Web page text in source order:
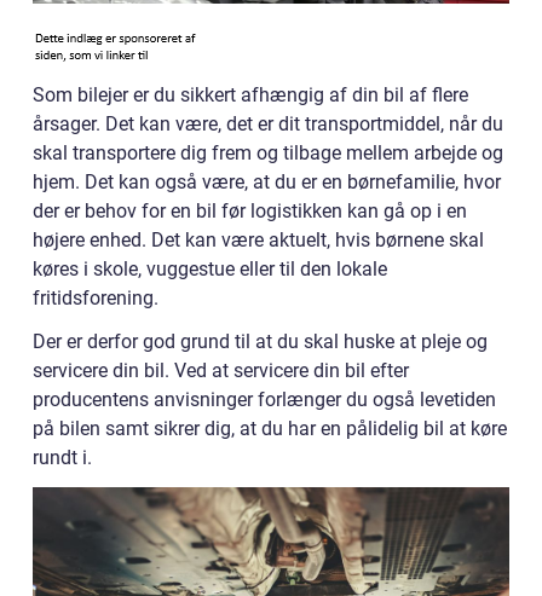
Som bilejer er du sikkert afhængig af din bil af flere
årsager. Det kan være, det er dit transportmiddel, når du
skal transportere dig frem og tilbage mellem arbejde og
hjem. Det kan også være, at du er en børnefamilie, hvor
der er behov for en bil før logistikken kan gå op i en
højere enhed. Det kan være aktuelt, hvis børnene skal
køres i skole, vuggestue eller til den lokale
fritidsforening.
Der er derfor god grund til at du skal huske at pleje og
servicere din bil. Ved at servicere din bil efter
producentens anvisninger forlænger du også levetiden
på bilen samt sikrer dig, at du har en pålidelig bil at køre
rundt i.